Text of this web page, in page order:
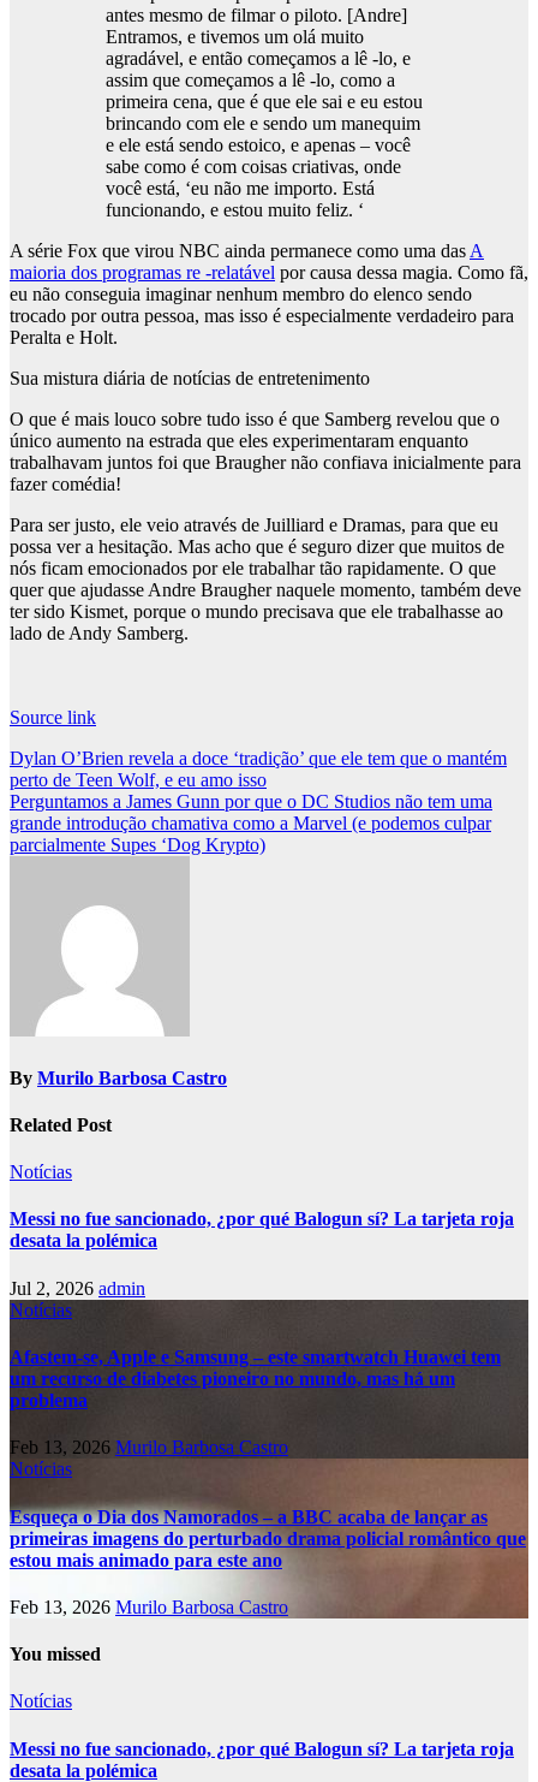
antes mesmo de filmar o piloto. [Andre]
Entramos, e tivemos um olá muito
agradável, e então começamos a lê -lo, e
assim que começamos a lê -lo, como a
primeira cena, que é que ele sai e eu estou
brincando com ele e sendo um manequim
e ele está sendo estoico, e apenas – você
sabe como é com coisas criativas, onde
você está, ‘eu não me importo. Está
funcionando, e estou muito feliz. ‘
A série Fox que virou NBC ainda permanece como uma dasA
maioria dos programas re -relatável por causa dessa magia. Como fã,
eu não conseguia imaginar nenhum membro do elenco sendo
trocado por outra pessoa, mas isso é especialmente verdadeiro para
Peralta e Holt.
Sua mistura diária de notícias de entretenimento
O que é mais louco sobre tudo isso é que Samberg revelou que o
único aumento na estrada que eles experimentaram enquanto
trabalhavam juntos foi que Braugher não confiava inicialmente para
fazer comédia!
Para ser justo, ele veio através de Juilliard e Dramas, para que eu
possa ver a hesitação. Mas acho que é seguro dizer que muitos de
nós ficam emocionados por ele trabalhar tão rapidamente. O que
quer que ajudasse Andre Braugher naquele momento, também deve
ter sido Kismet, porque o mundo precisava que ele trabalhasse ao
lado de Andy Samberg.
Source link
Post
navigation
Dylan O’Brien revela a doce ‘tradição’ que ele tem que o mantém
perto de Teen Wolf, e eu amo isso
Perguntamos a James Gunn por que o DC Studios não tem uma
grande introdução chamativa como a Marvel (e podemos culpar
parcialmente Supes ‘Dog Krypto)
By Murilo Barbosa Castro
Related Post
Notícias
Messi no fue sancionado, ¿por qué Balogun sí? La tarjeta roja
desata la polémica
Jul 2, 2026 admin
Notícias
Afastem-se, Apple e Samsung – este smartwatch Huawei tem
um recurso de diabetes pioneiro no mundo, mas há um
problema
Feb 13, 2026 Murilo Barbosa Castro
Notícias
Esqueça o Dia dos Namorados – a BBC acaba de lançar as
primeiras imagens do perturbado drama policial romântico que
estou mais animado para este ano
Feb 13, 2026 Murilo Barbosa Castro
You missed
Notícias
Messi no fue sancionado, ¿por qué Balogun sí? La tarjeta roja
desata la polémica